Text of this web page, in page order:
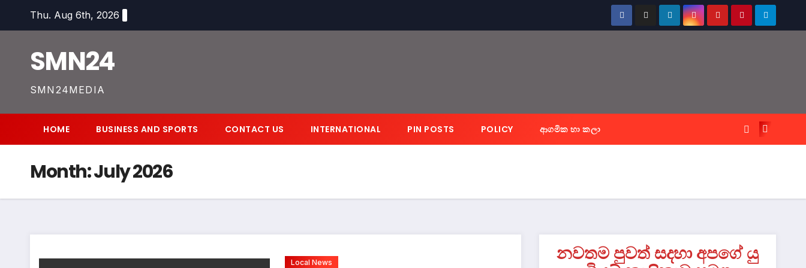
Thu. Aug 6th, 2026
SMN24
SMN24MEDIA
HOME BUSINESS AND SPORTS CONTACT US INTERNATIONAL PIN POSTS POLICY ආගමික හා කලා
Month:July 2026
Local News
නවතම පුවත් සදහා අපගේ යු